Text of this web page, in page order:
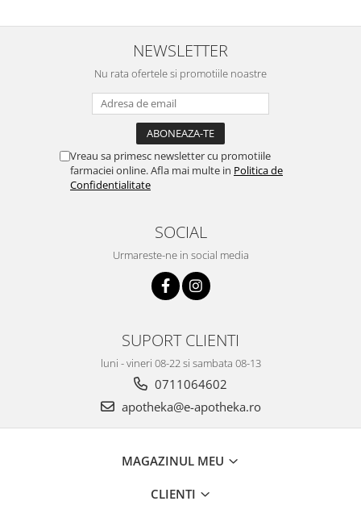
NEWSLETTER
Nu rata ofertele si promotiile noastre
Vreau sa primesc newsletter cu promotiile
farmaciei online. Afla mai multe in Politica de
Confidentialitate
SOCIAL
Urmareste-ne in social media
SUPORT CLIENTI
luni - vineri 08-22 si sambata 08-13
0711064602
apotheka@e-apotheka.ro
MAGAZINUL MEU
CLIENTI